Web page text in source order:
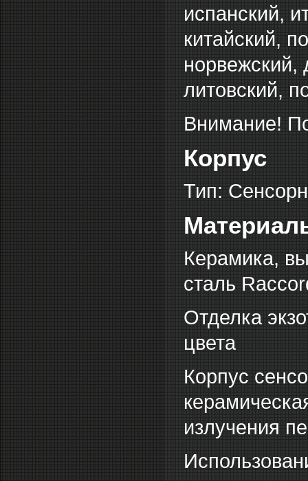
испанский,
китайский,
норвежский,
литовский,
Внимание!
Корпус
Тип:
Керамика,
сталь
Отделка
цвета
Корпус
излучения